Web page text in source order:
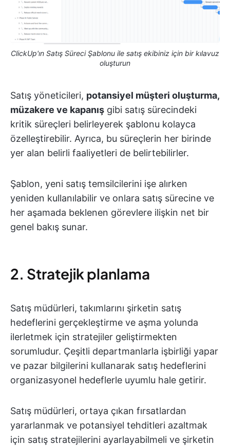
ClickUp'ın Satış Süreci Şablonu ile satış ekibiniz için bir kılavuz
oluşturun
Satış yöneticileri, potansiyel müşteri oluşturma,
müzakere ve kapanış gibi satış sürecindeki
kritik süreçleri belirleyerek şablonu kolayca
özelleştirebilir. Ayrıca, bu süreçlerin her birinde
yer alan belirli faaliyetleri de belirtebilirler.
Şablon, yeni satış temsilcilerini işe alırken
yeniden kullanılabilir ve onlara satış sürecine ve
her aşamada beklenen görevlere ilişkin net bir
genel bakış sunar.
2. Stratejik planlama
Satış müdürleri, takımlarını şirketin satış
hedeflerini gerçekleştirme ve aşma yolunda
ilerletmek için stratejiler geliştirmekten
sorumludur. Çeşitli departmanlarla işbirliği yapar
ve pazar bilgilerini kullanarak satış hedeflerini
organizasyonel hedeflerle uyumlu hale getirir.
Satış müdürleri, ortaya çıkan fırsatlardan
yararlanmak ve potansiyel tehditleri azaltmak
için satış stratejilerini ayarlayabilmeli ve şirketin